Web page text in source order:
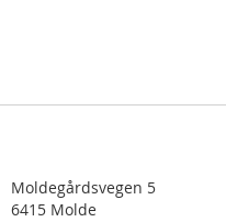
Moldegårdsvegen 5
6415 Molde